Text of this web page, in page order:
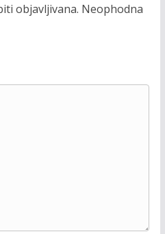
objavljivana. Neophodna